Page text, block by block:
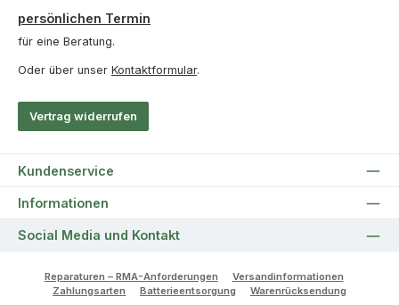
persönlichen Termin
für eine Beratung.
Oder über unser Kontaktformular.
Vertrag widerrufen
Kundenservice
Informationen
Social Media und Kontakt
Reparaturen – RMA-Anforderungen
Versandinformationen
Zahlungsarten
Batterieentsorgung Warenrücksendung